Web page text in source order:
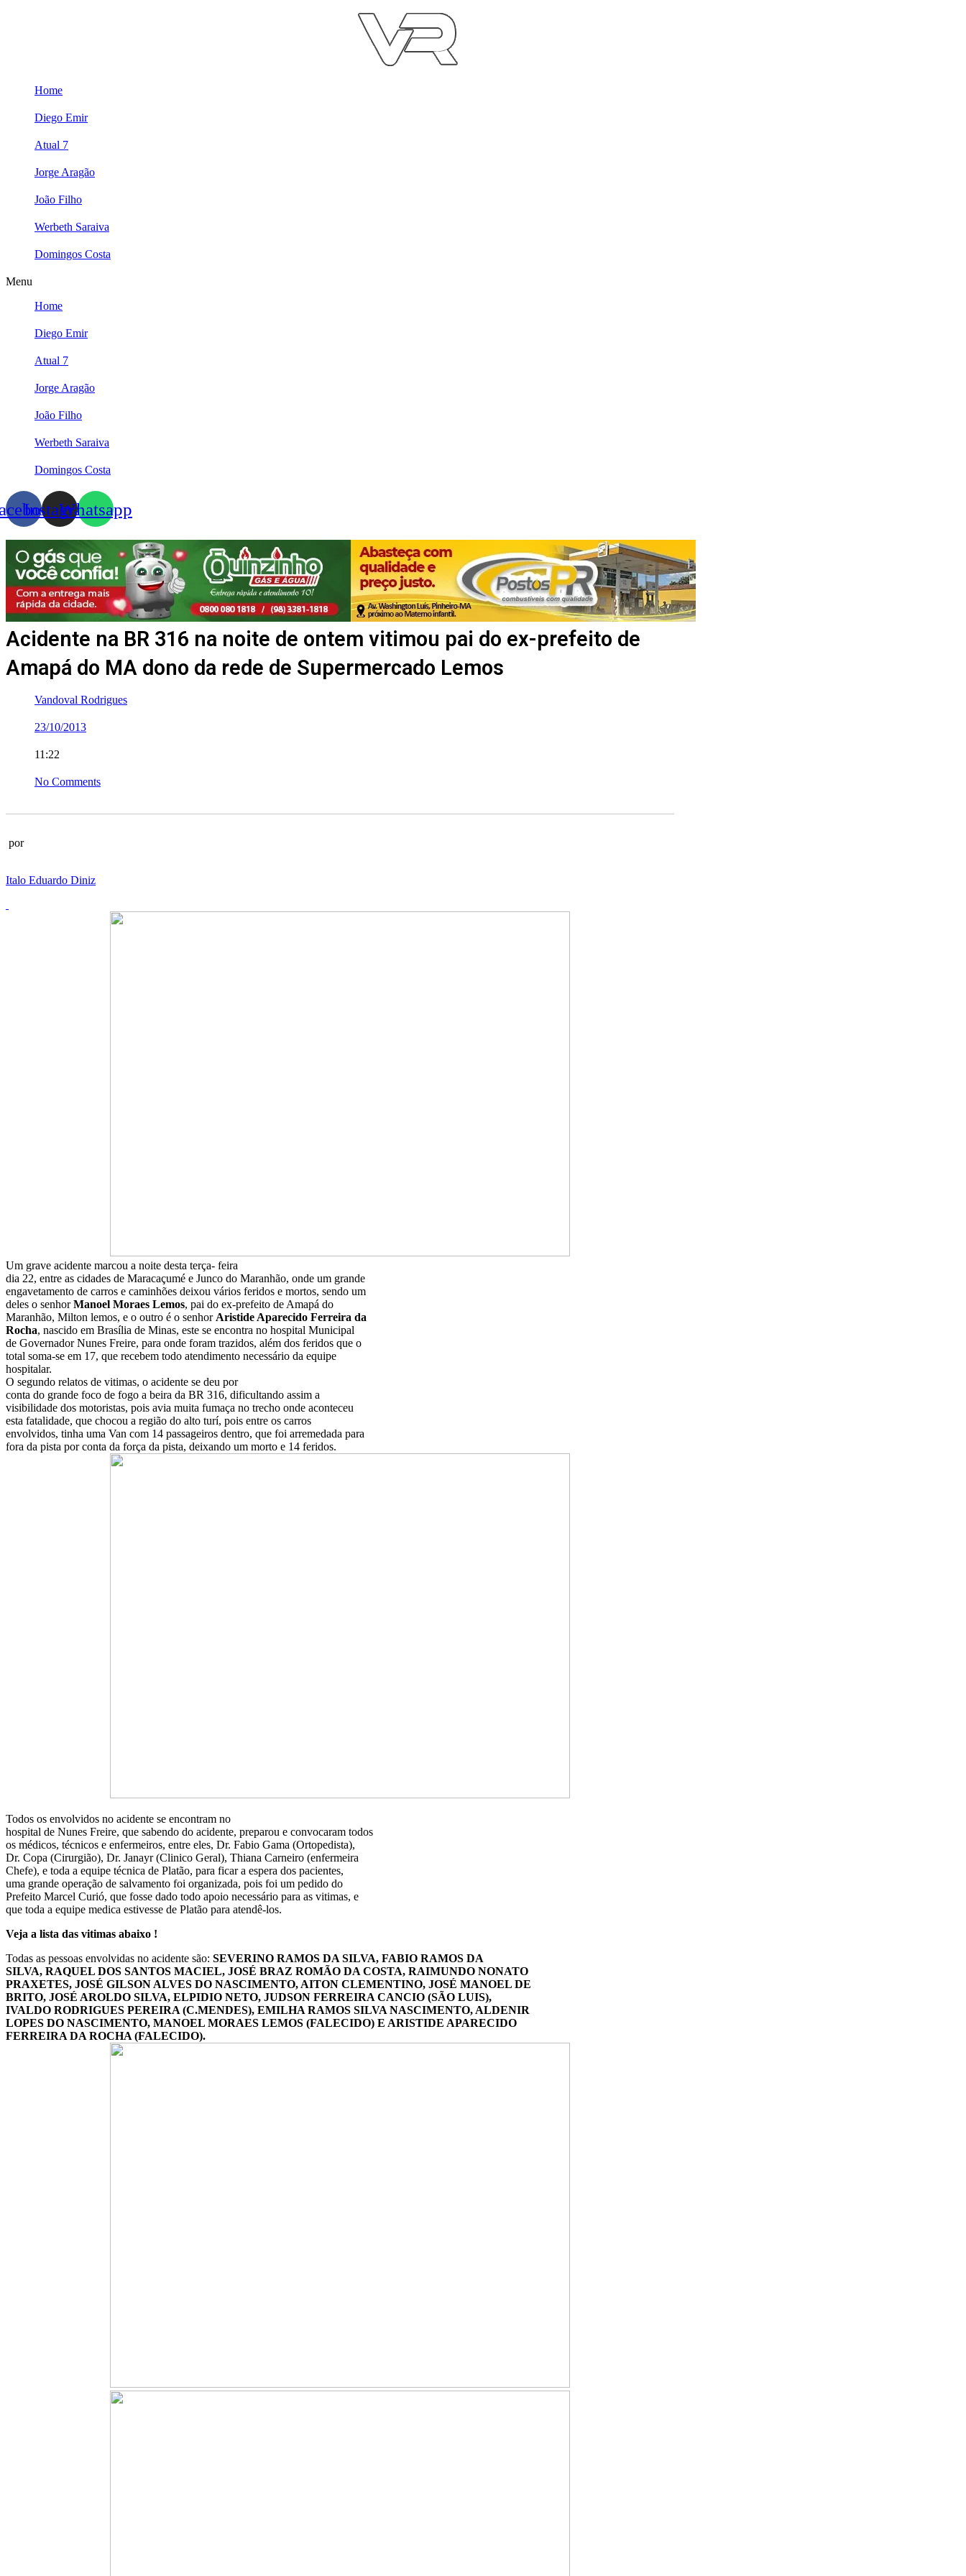
Home
Diego Emir
Atual 7
Jorge Aragão
João Filho
Werbeth Saraiva
Domingos Costa
Menu
Home
Diego Emir
Atual 7
Jorge Aragão
João Filho
Werbeth Saraiva
Domingos Costa
InstagramWhatsapp
Acidente na BR 316 na noite de ontem vitimou pai do ex-prefeito de
Amapá do MA dono da rede de Supermercado Lemos
Vandoval Rodrigues
23/10/2013
11:22
No Comments
por
Italo Eduardo Diniz
Um grave acidente marcou a noite desta terça- feira
dia 22, entre as cidades de Maracaçumé e Junco do Maranhão, onde um grande
engavetamento de carros e caminhões deixou vários feridos e mortos, sendo um
deles o senhorManoel Moraes Lemos, pai do ex-prefeito de Amapá do
Maranhão, Milton lemos, e o outro é o senhor Aristide Aparecido Ferreira da
Rocha, nascido em Brasília de Minas, este se encontra no hospital Municipal
de Governador Nunes Freire, para onde foram trazidos, além dos feridos que o
total soma-se em 17, que recebem todo atendimento necessário da equipe
hospitalar.
O segundo relatos de vitimas, o acidente se deu por
conta do grande foco de fogo a beira da BR 316, dificultando assim a
visibilidade dos motoristas, pois avia muita fumaça no trecho onde aconteceu
esta fatalidade, que chocou a região do alto turí, pois entre os carros
envolvidos, tinha uma Van com 14 passageiros dentro, que foi arremedada para
fora da pista por conta da força da pista, deixando um morto e 14 feridos.
Todos os envolvidos no acidente se encontram no
hospital de Nunes Freire, que sabendo do acidente, preparou e convocaram todos
os médicos, técnicos e enfermeiros, entre eles, Dr. Fabio Gama (Ortopedista),
Dr. Copa (Cirurgião), Dr. Janayr (Clinico Geral), Thiana Carneiro (enfermeira
Chefe), e toda a equipe técnica de Platão, para ficar a espera dos pacientes,
uma grande operação de salvamento foi organizada, pois foi um pedido do
Prefeito Marcel Curió, que fosse dado todo apoio necessário para as vitimas, e
que toda a equipe medica estivesse de Platão para atendê-los.
Veja a lista das vitimas abaixo !
Todas as pessoas envolvidas no acidente são: SEVERINO RAMOS DA SILVA, FABIO RAMOS DA
SILVA, RAQUEL DOS SANTOS MACIEL, JOSÉ BRAZ ROMÃO DA COSTA, RAIMUNDO NONATO
PRAXETES, JOSÉ GILSON ALVES DO NASCIMENTO, AITON CLEMENTINO, JOSÉ MANOEL DE
BRITO, JOSÉ AROLDO SILVA, ELPIDIO NETO, JUDSON FERREIRA CANCIO (SÃO LUIS),
IVALDO RODRIGUES PEREIRA (C.MENDES), EMILHA RAMOS SILVA NASCIMENTO, ALDENIR
LOPES DO NASCIMENTO, MANOEL MORAES LEMOS (FALECIDO) E ARISTIDE APARECIDO
FERREIRA DA ROCHA (FALECIDO).